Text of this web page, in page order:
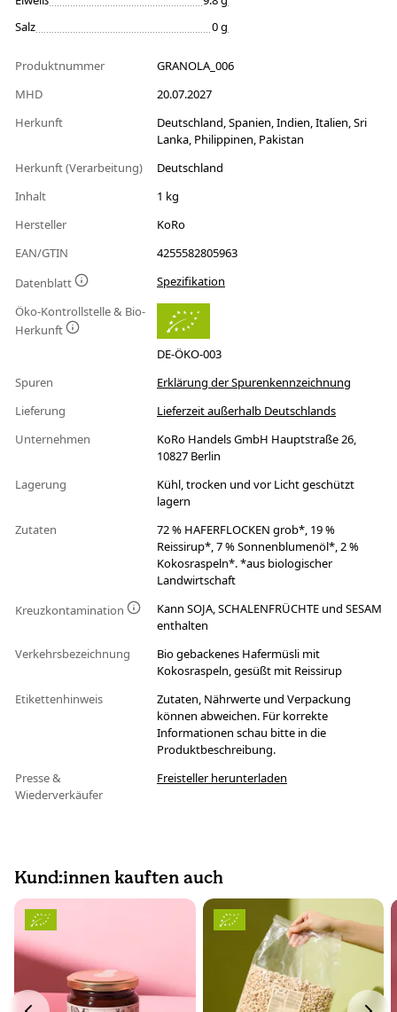
Salz
0 g
Produktnummer
GRANOLA_006
MHD
20.07.2027
Herkunft
Deutschland, Spanien, Indien, Italien, Sri
Lanka, Philippinen, Pakistan
Herkunft (Verarbeitung)
Deutschland
Inhalt
1 kg
Hersteller
KoRo
EAN/GTIN
4255582805963
Datenblatt
Spezifikation
Öko-Kontrollstelle & Bio-
Herkunft
DE-ÖKO-003
Spuren
Erklärung der Spurenkennzeichnung
Lieferung
Lieferzeit außerhalb Deutschlands
Unternehmen
KoRo Handels GmbH Hauptstraße 26,
10827 Berlin
Lagerung
Kühl, trocken und vor Licht geschützt
lagern
Zutaten
72 % HAFERFLOCKEN grob*, 19 %
Reissirup*, 7 % Sonnenblumenöl*, 2 %
Kokosraspeln*. *aus biologischer
Landwirtschaft
Kreuzkontamination
Kann SOJA, SCHALENFRÜCHTE und SESAM
enthalten
Verkehrsbezeichnung
Bio gebackenes Hafermüsli mit
Kokosraspeln, gesüßt mit Reissirup
Etikettenhinweis
Zutaten, Nährwerte und Verpackung
können abweichen. Für korrekte
Informationen schau bitte in die
Produktbeschreibung.
Presse &
Wiederverkäufer
Freisteller herunterladen
Kund:innen kauften auch